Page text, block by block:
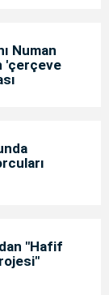
Numan
'çerçeve
"Hafif